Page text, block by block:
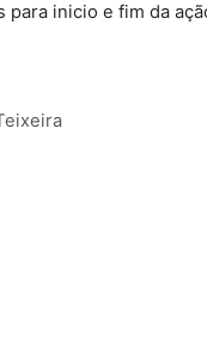
para inicio e fim da